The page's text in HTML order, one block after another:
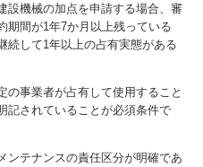
設機械の加点を申請する場合、審
期間が1年7か月以上残っている
続して1年以上の占有実態がある
の事業者が占有して使用すること
記されていることが必須条件で
ンテナンスの責任区分が明確であ